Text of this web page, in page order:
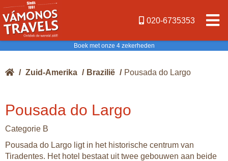
020-6735353
Boek met onze 4 zekerheden
/ Zuid-Amerika / Brazilië / Pousada do Largo
Pousada do Largo
Categorie B
Pousada do Largo ligt in het historische centrum van
Tiradentes. Het hotel bestaat uit twee gebouwen aan beide